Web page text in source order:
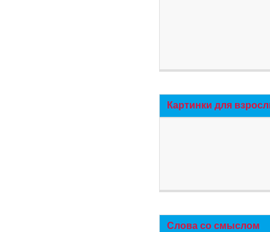
Картинки для
Слова со смыслом